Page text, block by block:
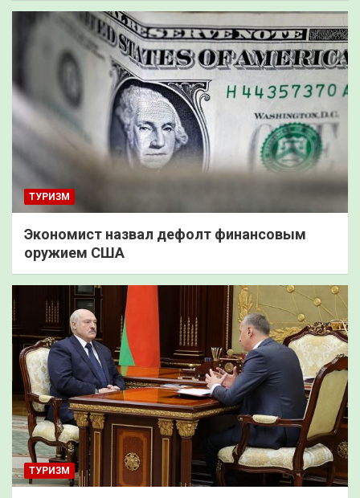
ТУРИЗМ
Экономист назвал дефолт финансовым
оружием США
ТУРИЗМ